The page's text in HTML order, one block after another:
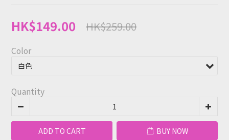
HK$149.00 HK$259.00
Color
Quantity
ADD TO CART BUY NOW